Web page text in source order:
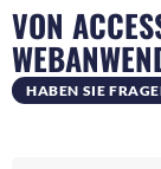
VON
HABEN SIE